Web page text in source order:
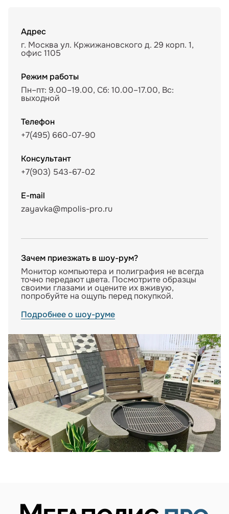
Адрес
г. Москва ул. Кржижановского д. 29 корп. 1,
офис 1105
Режим работы
Пн–пт: 9.00–19.00, Сб: 10.00–17.00, Вс:
выходной
Телефон
+7(495) 660-07-90
Консультант
+7(903) 543-67-02
E-mail
zayavka@mpolis-pro.ru
Зачем приезжать в шоу-рум?
Монитор компьютера и полиграфия не всегда
точно передают цвета. Посмотрите образцы
своими глазами и оцените их вживую,
попробуйте на ощупь перед покупкой.
Подробнее о шоу-руме